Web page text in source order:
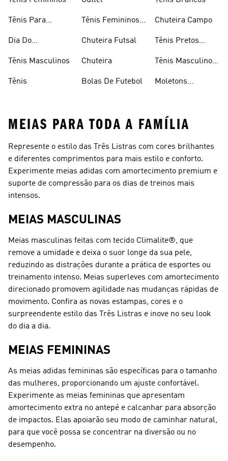
Tênis Para
Dia Do
Tênis Masculinos
Tênis
Tênis Femininos
Chuteira Futsal
Chuteira
Bolas De Futebol
Chuteira Campo
Tênis Pretos
Tênis Masculino
Moletons
MEIAS PARA TODA A FAMÍLIA
Represente o estilo das Três Listras com cores brilhantes
e diferentes comprimentos para mais estilo e conforto.
Experimente meias adidas com amortecimento premium e
suporte de compressão para os dias de treinos mais
intensos.
MEIAS MASCULINAS
Meias masculinas feitas com tecido Climalite®, que
remove a umidade e deixa o suor longe da sua pele,
reduzindo as distrações durante a prática de esportes ou
treinamento intenso. Meias superleves com amortecimento
direcionado promovem agilidade nas mudanças rápidas de
movimento. Confira as novas estampas, cores e o
surpreendente estilo das Três Listras e inove no seu look
do dia a dia.
MEIAS FEMININAS
As meias adidas femininas são específicas para o tamanho
das mulheres, proporcionando um ajuste confortável.
Experimente as meias femininas que apresentam
amortecimento extra no antepé e calcanhar para absorção
de impactos. Elas apoiarão seu modo de caminhar natural,
para que você possa se concentrar na diversão ou no
desempenho.